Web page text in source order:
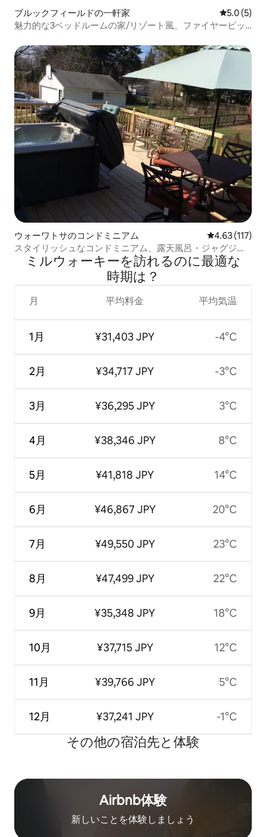
ブルックフィールドの一軒家 レビュー5
5.0 (5)
魅力的な3ベッドルームの家/リゾート風、ファイヤーピッ
ウォーワトサのコンドミニアム レビュー117
4.63 (117)
スタイリッシュなコンドミニアム、露天風呂・ジャグジ
ー、土佐村から2ブロック
ミルウォーキーを訪⁠れ⁠るの⁠に最⁠適⁠な
時⁠期⁠は⁠？
月
1月
2月
3月
4月
5月
6月
7月
8月
9月
10月
11月
12月
平均料金
¥31,403 JPY
¥34,717 JPY
¥36,295 JPY
¥38,346 JPY
¥41,818 JPY
¥46,867 JPY
¥49,550 JPY
¥47,499 JPY
¥35,348 JPY
¥37,715 JPY
¥39,766 JPY
¥37,241 JPY
平均気温
-4°C
-3°C
3°C
8°C
14°C
20°C
23°C
22°C
18°C
12°C
5°C
-1°C
その他の宿⁠泊⁠先と体⁠験
Airbnb体験
新しいことを体験しましょう